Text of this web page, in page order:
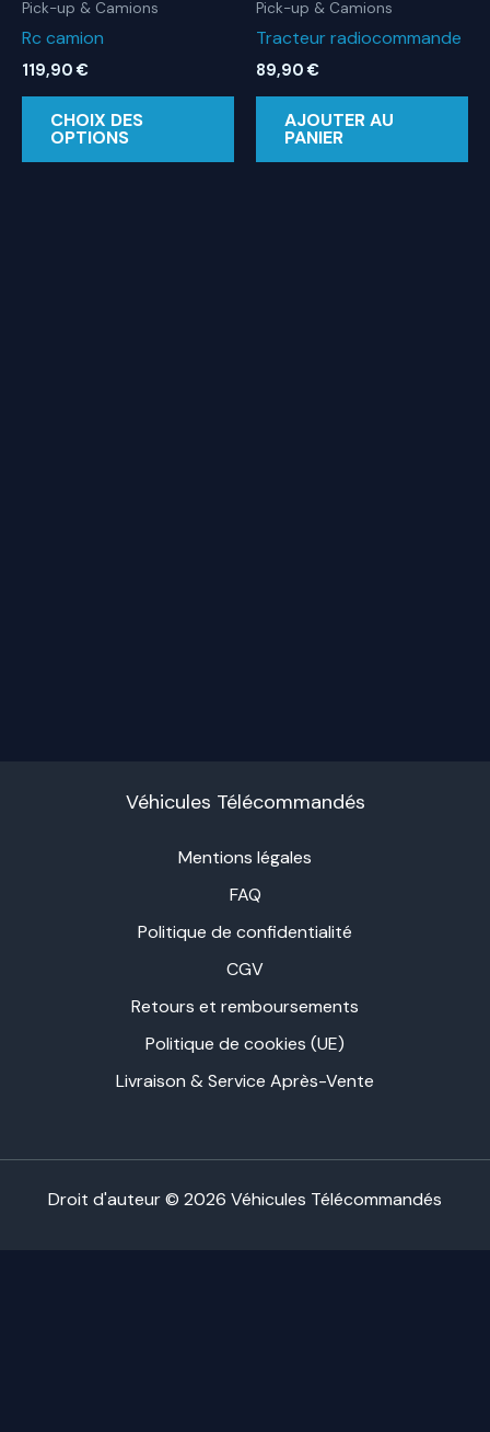
Pick-up & Camions
Rc camion
119,90€
CHOIX DES
OPTIONS
Ce
produit
Pick-up & Camions
Tracteur radiocommande
89,90€
AJOUTER AU
PANIER
Véhicules Télécommandés
Mentions légales
FAQ
Politique de confidentialité
CGV
Retours et remboursements
Politique de cookies (UE)
Livraison & Service Après-Vente
Droit d'auteur © 2026 Véhicules Télécommandés